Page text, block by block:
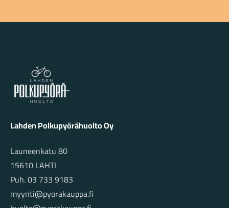
Lahden Polkupyörähuolto - etusivulle
Lahden Polkupyörähuolto Oy
Launeenkatu 80
15610 LAHTI
Puh. 03 733 9183
myynti@pyorakauppa.fi